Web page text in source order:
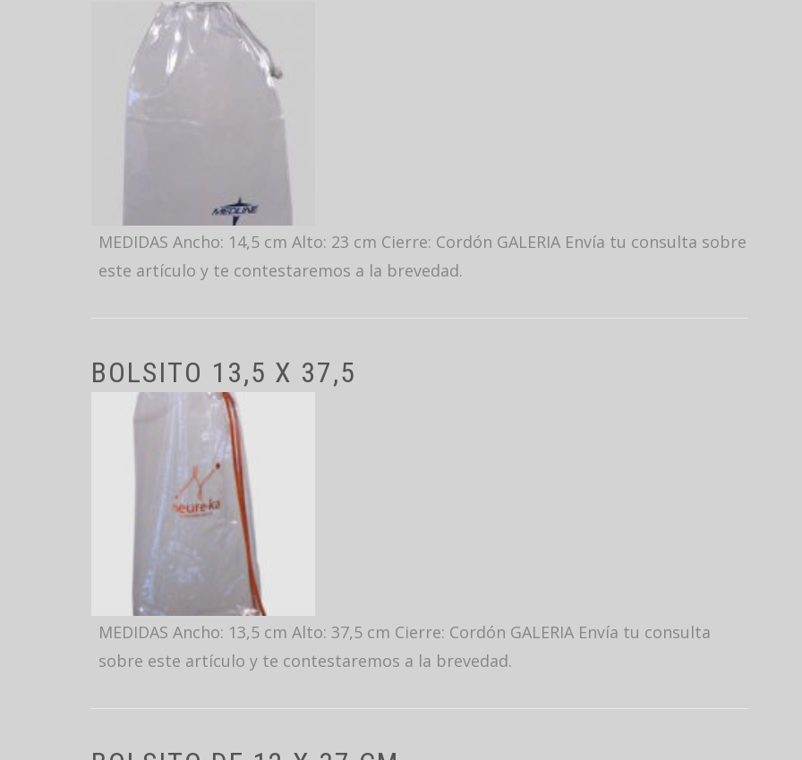
MEDIDAS Ancho: 14,5 cm Alto: 23 cm Cierre: Cordón GALERIA Envía tu consulta sobre
este artículo y te contestaremos a la brevedad.
BOLSITO 13,5 X 37,5
MEDIDAS Ancho: 13,5 cm Alto: 37,5 cm Cierre: Cordón GALERIA Envía tu consulta
sobre este artículo y te contestaremos a la brevedad.